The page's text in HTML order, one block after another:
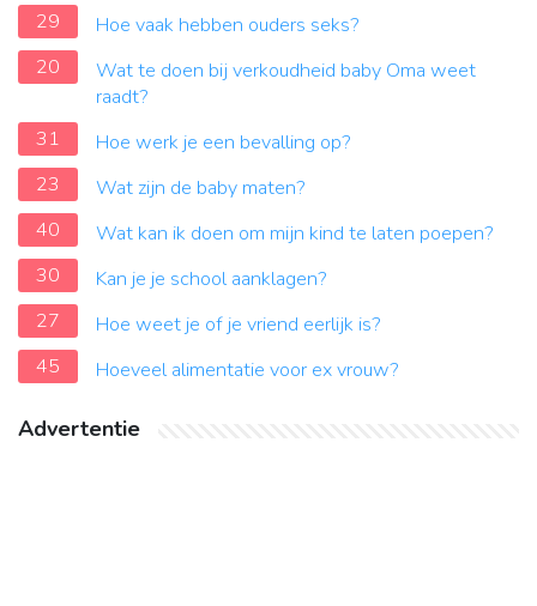
29
Hoe vaak hebben ouders seks?
20
Wat te doen bij verkoudheid baby Oma weet
raadt?
31
Hoe werk je een bevalling op?
23
Wat zijn de baby maten?
40
Wat kan ik doen om mijn kind te laten poepen?
30
Kan je je school aanklagen?
27
Hoe weet je of je vriend eerlijk is?
45
Hoeveel alimentatie voor ex vrouw?
Advertentie